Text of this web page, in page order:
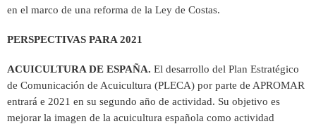
en el marco de una reforma de la Ley de Costas.
PERSPECTIVAS PARA 2021
ACUICULTURA DE ESPAÑA. El desarrollo del Plan Estratégico
de Comunicación de Acuicultura (PLECA) por parte de APROMAR
entrará e 2021 en su segundo año de actividad. Su objetivo es
mejorar la imagen de la acuicultura española como actividad